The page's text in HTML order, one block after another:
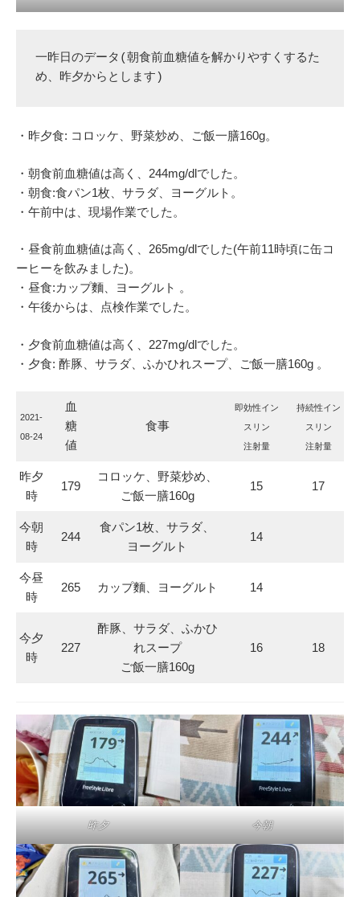
一昨日のデータ(朝食前血糖値を解かりやすくするた
め、昨夕からとします)
・昨夕食: コロッケ、野菜炒め、ご飯一膳160g。
・朝食前血糖値は高く、244mg/dlでした。
・朝食:食パン1枚、サラダ、ヨーグルト。
・午前中は、現場作業でした。
・昼食前血糖値は高く、265mg/dlでした(午前11時頃に缶コ
ーヒーを飲みました)。
・昼食:カップ麵、ヨーグルト 。
・午後からは、点検作業でした。
・夕食前血糖値は高く、227mg/dlでした。
・夕食: 酢豚、サラダ、ふかひれスープ、ご飯一膳160g 。
2021-
08-24
血
糖
値
食事
即効性イン
スリン
注射量
持続性イン
スリン
注射量
昨夕
時
179
コロッケ、野菜炒め、
ご飯一膳160g
15 17
今朝
時
244
食パン1枚、サラダ、
ヨーグルト
14
今昼
時
265 カップ麵、ヨーグルト 14
今夕
時
227
酢豚、サラダ、ふかひ
れスープ
ご飯一膳160g
16 18
昨夕 今朝